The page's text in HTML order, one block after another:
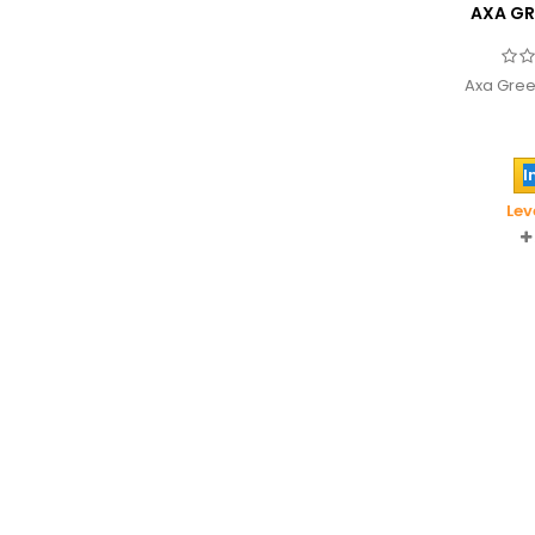
AXA
Axa